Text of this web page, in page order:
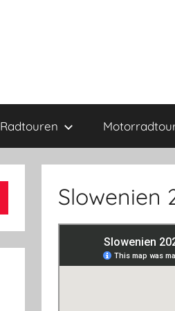
Radtouren
Slowenien